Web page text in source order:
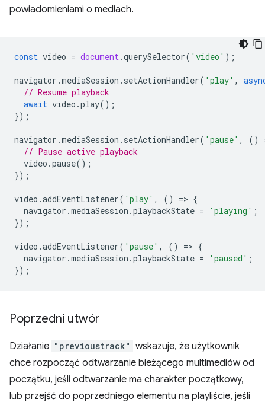
powiadomieniami o mediach.
const video = document.querySelector( 'video' );
navigator .mediaSession . setActionHandler( 'play' ,
// Resume playback
await video .play();
});
navigator .mediaSession . setActionHandler( 'pause' , ()
// Pause active playback
video .pause();
});
video .addEventListener( 'play' , () => {
navigator .mediaSession .playbackState = 'playing' ;
});
video .addEventListener( 'pause' , () => {
navigator .mediaSession .playbackState = 'paused' ;
});
Poprzedni utwór
Działanie "previoustrack" wskazuje, że użytkownik
chce rozpocząć odtwarzanie bieżącego multimediów od
początku, jeśli odtwarzanie ma charakter początkowy,
lub przejść do poprzedniego elementu na playliście, jeśli